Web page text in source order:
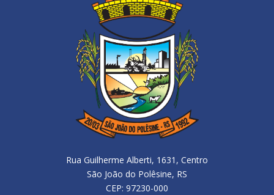
Rua Guilherme Alberti, 1631, Centro
São João do Polêsine, RS
CEP: 97230-000